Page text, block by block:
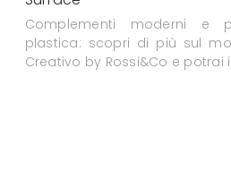
Complementi moderni e
plastica: scopri di più sul
Creativo by Rossi&Co e potrai